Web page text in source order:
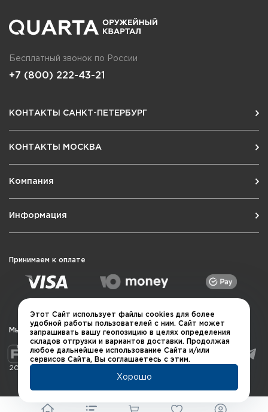
Бесплатный звонок по России
+7 (800) 222-43-21
КОНТАКТЫ САНКТ-ПЕТЕРБУРГ
КОНТАКТЫ МОСКВА
Компания
Информация
Принимаем к оплате
Мы в социальных сетях
2026 © QUARTA "Оружейный квартал"
Этот Сайт использует файлы cookies для более
удобной работы пользователей с ним. Сайт может
запрашивать вашу геопозицию в целях определения
складов отгрузки и вариантов доставки. Продолжая
любое дальнейшее использование Сайта и/или
сервисов Сайта, Вы соглашаетесь с этим.
Хорошо